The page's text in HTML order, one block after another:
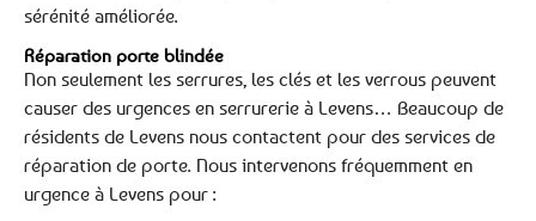
sérénité améliorée.
Réparation porte blindée
Non seulement les serrures, les clés et les verrous peuvent
causer des urgences en serrurerie à Levens… Beaucoup de
résidents de Levens nous contactent pour des services de
réparation de porte. Nous intervenons fréquemment en
urgence à Levens pour :